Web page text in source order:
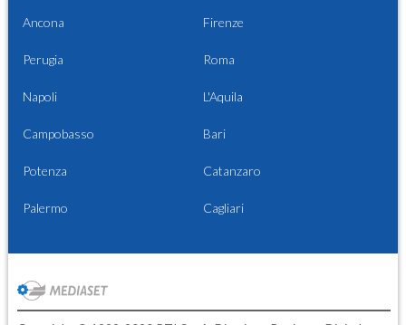
Ancona Firenze
Perugia Roma
Napoli L'Aquila
Campobasso Bari
Potenza Catanzaro
Palermo Cagliari